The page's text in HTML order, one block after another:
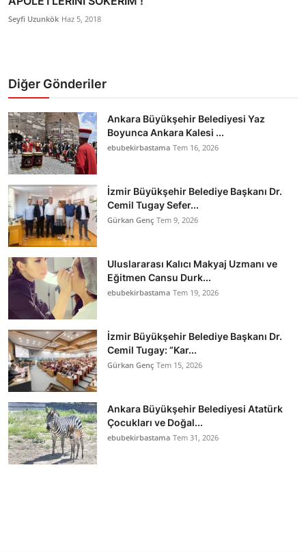
Seyfi Uzunkök Haz 5, 2018
Diğer Gönderiler
Ankara Büyükşehir Belediyesi Yaz
Boyunca Ankara Kalesi ...
ebubekirbastama Tem 16, 2026
İzmir Büyükşehir Belediye Başkanı Dr.
Cemil Tugay Sefer...
Gürkan Genç Tem 9, 2026
Uluslararası Kalıcı Makyaj Uzmanı ve
Eğitmen Cansu Durk...
ebubekirbastama Tem 19, 2026
İzmir Büyükşehir Belediye Başkanı Dr.
Cemil Tugay: “Kar...
Gürkan Genç Tem 15, 2026
Ankara Büyükşehir Belediyesi Atatürk
Çocukları ve Doğal...
ebubekirbastama Tem 31, 2026